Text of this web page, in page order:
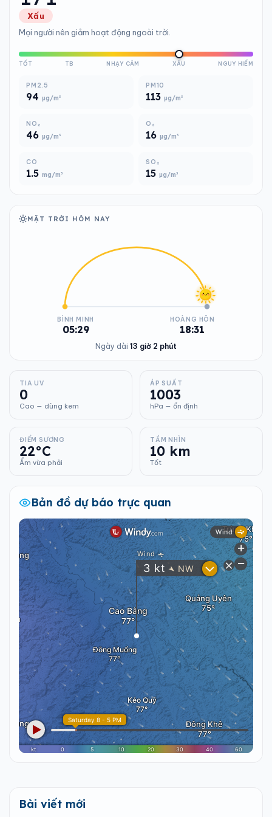
Xấu
Mọi người nên giảm hoạt động ngoài trời.
TỐT TB NHẠY CẢM XẤU NGUY HIỂM
PM2.5
94 µg/m³
PM10
113 µg/m³
NO₂
46 µg/m³
O₃
16 µg/m³
CO
1.5 mg/m³
SO₂
15 µg/m³
MẶT TRỜI HÔM NAY
BÌNH MINH
05:29
HOÀNG HÔN
18:31
Ngày dài 13 giờ 2 phút
TIA UV
0
Cao — dùng kem
ÁP SUẤT
1003
hPa — ổn định
ĐIỂM SƯƠNG
22°C
Ẩm vừa phải
TẦM NHÌN
10 km
Tốt
Bản đồ dự báo trực quan
Bài viết mới